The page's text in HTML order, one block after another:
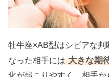
牡牛座×AB型はシビアな判
なった相手には 大きな期